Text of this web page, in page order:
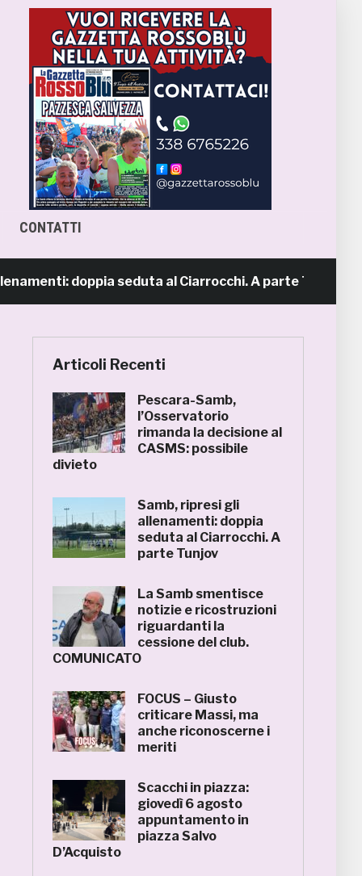
CONTATTI
doppia seduta al Ciarrocchi. A parte Tunjov
Articoli Recenti
Pescara-Samb,
l’Osservatorio
rimanda la decisione al
CASMS: possibile
divieto
Samb, ripresi gli
allenamenti: doppia
seduta al Ciarrocchi. A
parte Tunjov
La Samb smentisce
notizie e ricostruzioni
riguardanti la
cessione del club.
COMUNICATO
FOCUS – Giusto
criticare Massi, ma
anche riconoscerne i
meriti
Scacchi in piazza:
giovedì 6 agosto
appuntamento in
piazza Salvo
D’Acquisto